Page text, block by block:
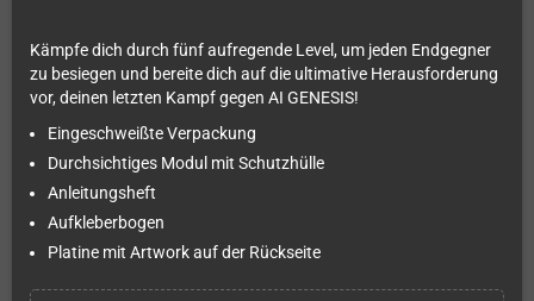
Kämpfe dich durch fünf aufregende Level, um jeden Endgegner
zu besiegen und bereite dich auf die ultimative Herausforderung
vor, deinen letzten Kampf gegen AI GENESIS!
Eingeschweißte Verpackung
Durchsichtiges Modul mit Schutzhülle
Anleitungsheft
Aufkleberbogen
Platine mit Artwork auf der Rückseite